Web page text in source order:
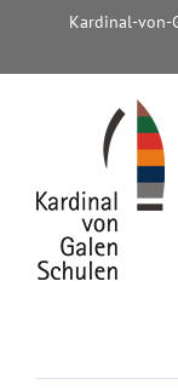
springen
Kardinal-von-